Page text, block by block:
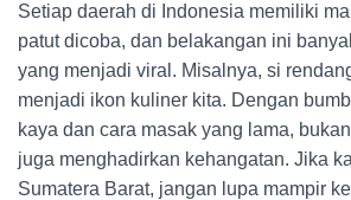
Setiap daerah di Indonesia memiliki
patut dicoba, dan belakangan ini
yang menjadi viral. Misalnya, si
menjadi ikon kuliner kita. Dengan
kaya dan cara masak yang lama,
juga menghadirkan kehangatan. Jika
Sumatera Barat, jangan lupa mampir